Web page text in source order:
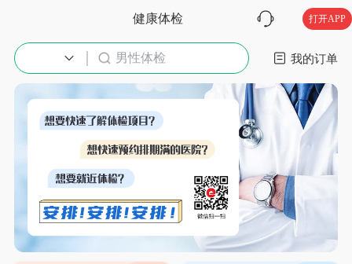
健康体检 打开APP
男性体检 入职体检 我的订单